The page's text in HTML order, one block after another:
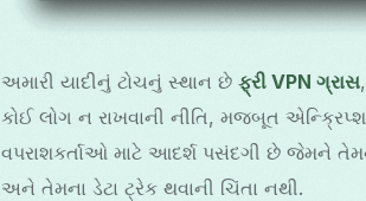
અમારી યાદીનું ટોચનું સ્થાન છે ફ્રી VPN ગ્રાસ
કોઈ લોગ ન રાખવાની નીતિ, મજબૂત
વપરાશકર્તાઓ માટે આદર્શ પસંદગી છે
અને તેમના ડેટા ટ્રેક થવાની ચિંતા નથી.